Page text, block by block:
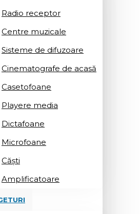
Radio receptor
Centre muzicale
Sisteme de difuzoare
Cinematografe de acasă
Casetofoane
Playere media
Dictafoane
Microfoane
Căşti
Amplificatoare